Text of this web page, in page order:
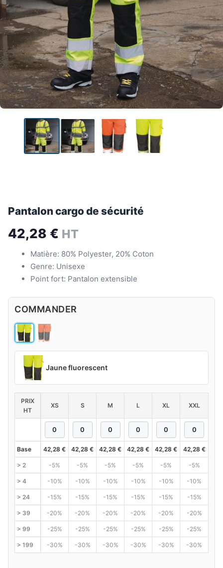
Pantalon cargo de sécurité
42,28 € HT
Matière: 80% Polyester, 20% Coton
Genre: Unisexe
Point fort: Pantalon extensible
COMMANDER
Jaune fluorescent
PRIX
HT
XS S M L XL XXL
Base 42,28 € 42,28 € 42,28 € 42,28 € 42,28 € 42,28 €
> 2 -5% -5% -5% -5% -5% -5%
> 4 -10% -10% -10% -10% -10% -10%
> 24 -15% -15% -15% -15% -15% -15%
> 39 -20% -20% -20% -20% -20% -20%
> 99 -25% -25% -25% -25% -25% -25%
> 199 -30% -30% -30% -30% -30% -30%